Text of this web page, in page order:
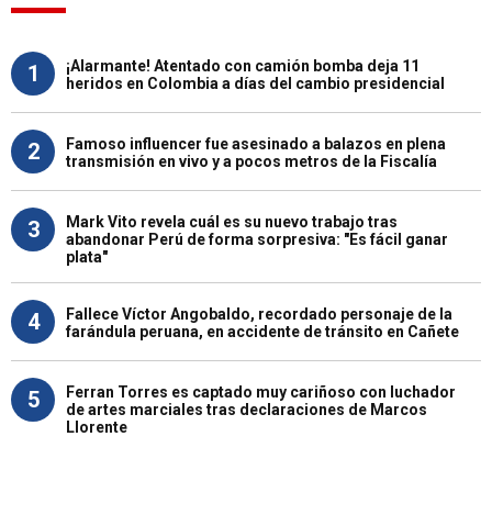
1
¡Alarmante! Atentado con camión bomba deja 11
heridos en Colombia a días del cambio presidencial
2
Famoso influencer fue asesinado a balazos en plena
transmisión en vivo y a pocos metros de la Fiscalía
3
Mark Vito revela cuál es su nuevo trabajo tras
abandonar Perú de forma sorpresiva: "Es fácil ganar
plata"
4
Fallece Víctor Angobaldo, recordado personaje de la
farándula peruana, en accidente de tránsito en Cañete
5
Ferran Torres es captado muy cariñoso con luchador
de artes marciales tras declaraciones de Marcos
Llorente